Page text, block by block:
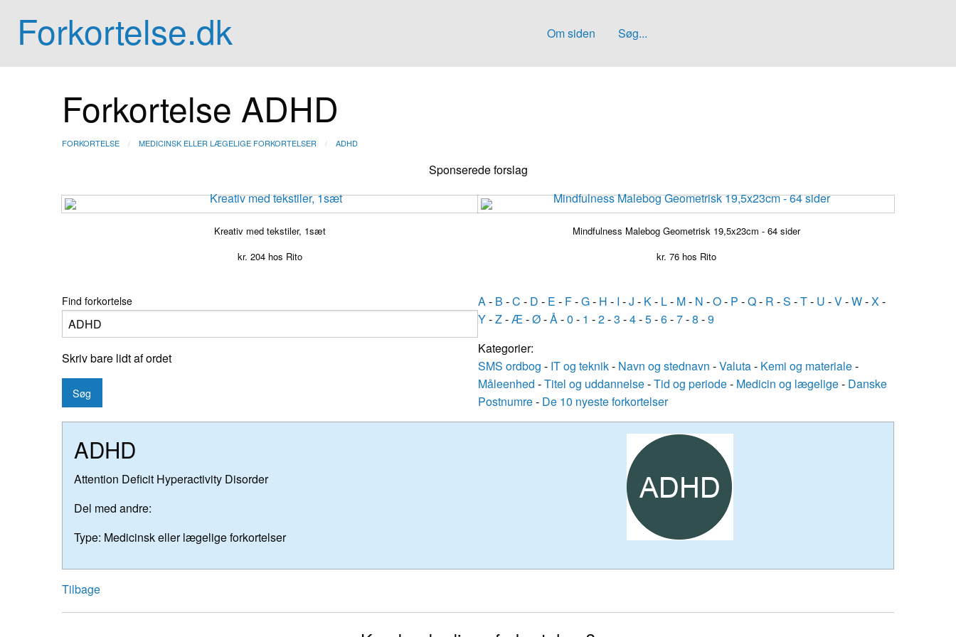
Forkortelse.dk Om siden Søg...
Forkortelse ADHD
FORKORTELSE MEDICINSK ELLER LÆGELIGE FORKORTELSER ADHD
Sponserede forslag
Kreativ med tekstiler, 1sæt
kr. 204 hos Rito
Mindfulness Malebog Geometrisk 19,5x23cm - 64 sider
kr. 76hos Rito
Find forkortelse
Skriv bare lidt af ordet
A- B -C - D - E - F-G- H - I -J - K- L- M- N -O- P -Q- R -S -T- U -V-W-X-
Y-Z-Æ-Ø-Å-0 - 1 -2-3 -4-5-6-7-8 -9
Kategorier:
SMS ordbog - IT og teknik- Navn og stednavn -Valuta- Kemi og materiale-
Måleenhed -Titel og uddannelse-Tid og periode- Medicin og lægelige- Danske
Postnumre- De 10 nyeste forkortelser
ADHD
Attention Deficit Hyperactivity Disorder
Del med andre:
Type: Medicinsk eller lægelige forkortelser
Tilbage